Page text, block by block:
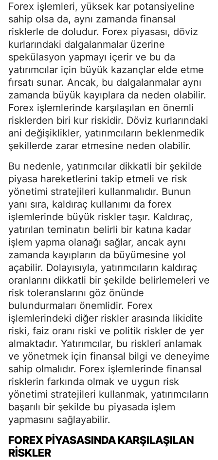
Forex işlemleri, yüksek kar potansiyeline
sahip olsa da, aynı zamanda finansal
risklerle de doludur. Forex piyasası, döviz
kurlarındaki dalgalanmalar üzerine
spekülasyon yapmayı içerir ve bu da
yatırımcılar için büyük kazançlar elde etme
fırsatı sunar. Ancak, bu dalgalanmalar aynı
zamanda büyük kayıplara da neden olabilir.
Forex işlemlerinde karşılaşılan en önemli
risklerden biri kur riskidir. Döviz kurlarındaki
ani değişiklikler, yatırımcıların beklenmedik
şekillerde zarar etmesine neden olabilir.
Bu nedenle, yatırımcılar dikkatli bir şekilde
piyasa hareketlerini takip etmeli ve risk
yönetimi stratejileri kullanmalıdır. Bunun
yanı sıra, kaldıraç kullanımı da forex
işlemlerinde büyük riskler taşır. Kaldıraç,
yatırılan teminatın belirli bir katına kadar
işlem yapma olanağı sağlar, ancak aynı
zamanda kayıpların da büyümesine yol
açabilir. Dolayısıyla, yatırımcıların kaldıraç
oranlarını dikkatli bir şekilde belirlemeleri ve
risk toleranslarını göz önünde
bulundurmaları önemlidir. Forex
işlemlerindeki diğer riskler arasında likidite
riski, faiz oranı riski ve politik riskler de yer
almaktadır. Yatırımcılar, bu riskleri anlamak
ve yönetmek için finansal bilgi ve deneyime
sahip olmalıdır. Forex işlemlerinde finansal
risklerin farkında olmak ve uygun risk
yönetimi stratejileri kullanmak, yatırımcıların
başarılı bir şekilde bu piyasada işlem
yapmasını sağlayabilir.
FOREX PIYASASINDA KARŞILAŞILAN
RISKLER